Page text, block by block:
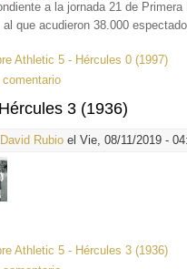
a la jornada 21 de
que acudieron 38.000
Athletic 5 - Hércules 0 (1997)
3 (1936)
David Rubio el Vie, 08/11/2019 -
Athletic 5 - Hércules 3 (1936)